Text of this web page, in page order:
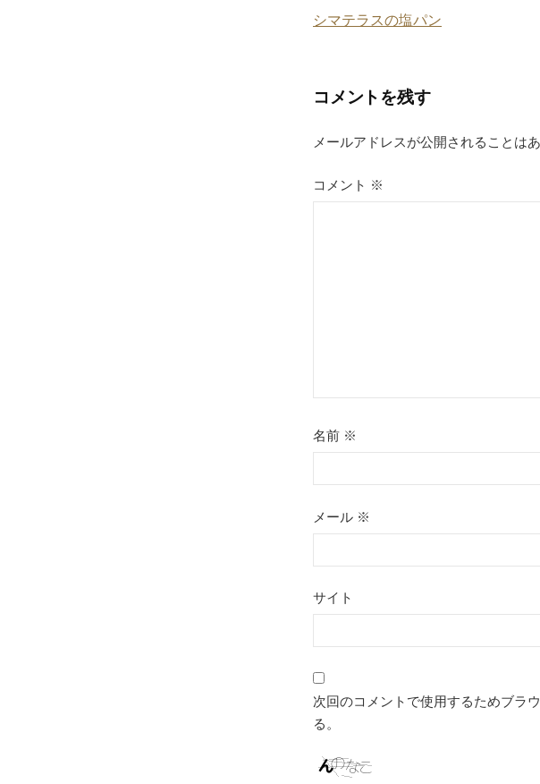
k
稿
ビ
ゲ
ー
シマテラスの塩パン
コメントを残す
メールアドレスが公開されることはあ
コメント ※
名前 ※
メール ※
サイト
次回のコメントで使用するためブラ
る。